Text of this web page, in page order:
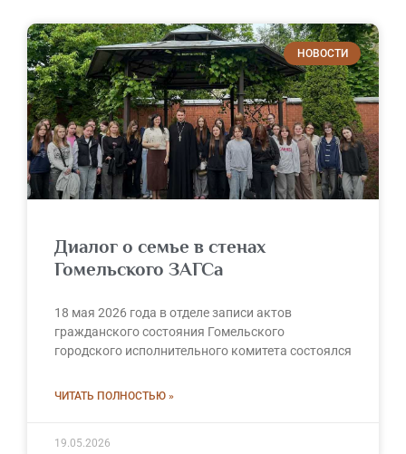
НОВОСТИ
Диалог о семье в стенах
Гомельского ЗАГСа
18 мая 2026 года в отделе записи актов
гражданского состояния Гомельского
городского исполнительного комитета состоялся
ЧИТАТЬ ПОЛНОСТЬЮ »
19.05.2026